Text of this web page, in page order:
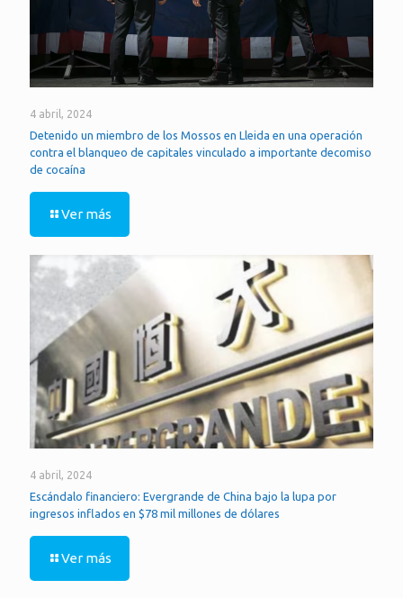
4 abril, 2024
Detenido un miembro de los Mossos en Lleida en una operación
contra el blanqueo de capitales vinculado a importante decomiso
de cocaína
Ver más
4 abril, 2024
Escándalo financiero: Evergrande de China bajo la lupa por
ingresos inflados en $78 mil millones de dólares
Ver más